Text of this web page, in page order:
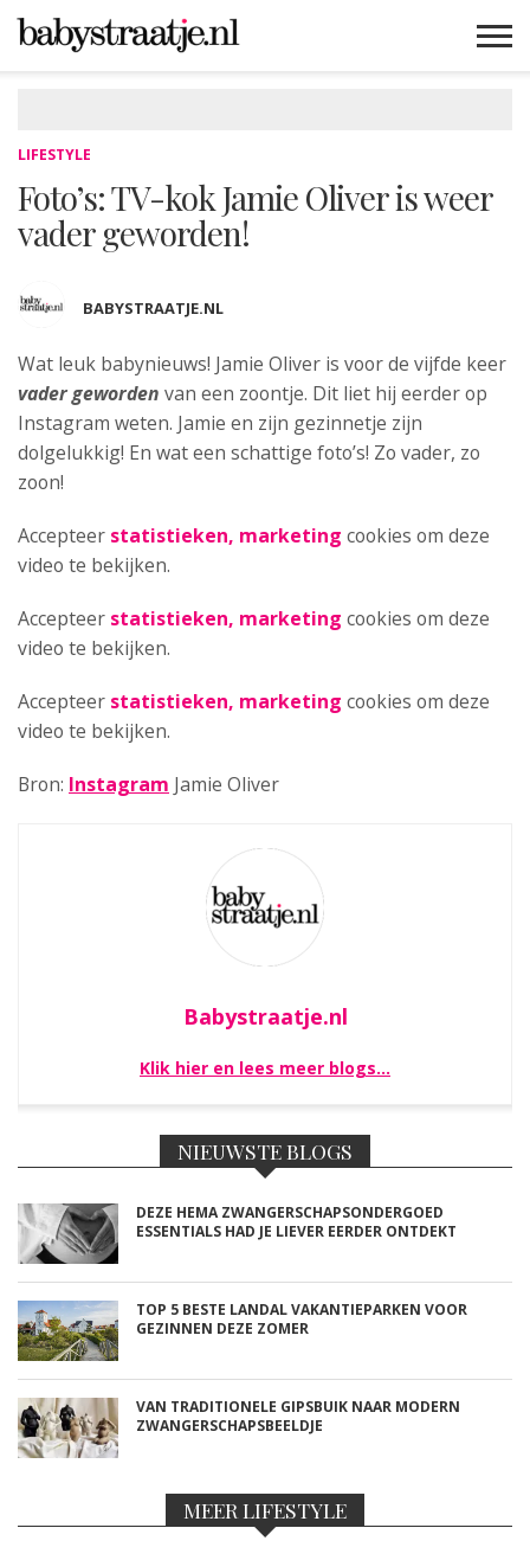
LIFESTYLE
Foto’s: TV-kok Jamie Oliver is weer
vader geworden!
BABYSTRAATJE.NL
Wat leuk babynieuws! Jamie Oliver is voor de vijfde keer
vader geworden van een zoontje. Dit liet hij eerder op
Instagram weten. Jamie en zijn gezinnetje zijn
dolgelukkig! En wat een schattige foto’s! Zo vader, zo
zoon!
Accepteer statistieken, marketing cookies om deze
video te bekijken.
Accepteer statistieken, marketing cookies om deze
video te bekijken.
Accepteer statistieken, marketing cookies om deze
video te bekijken.
Bron: Instagram Jamie Oliver
Babystraatje.nl
Klik hier en lees meer blogs…
NIEUWSTE BLOGS
DEZE HEMA ZWANGERSCHAPSONDERGOED
ESSENTIALS HAD JE LIEVER EERDER ONTDEKT
TOP 5 BESTE LANDAL VAKANTIEPARKEN VOOR
GEZINNEN DEZE ZOMER
VAN TRADITIONELE GIPSBUIK NAAR MODERN
ZWANGERSCHAPSBEELDJE
MEER LIFESTYLE